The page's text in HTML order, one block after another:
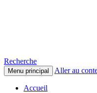
Recherche
Menu principal Aller au
Accueil